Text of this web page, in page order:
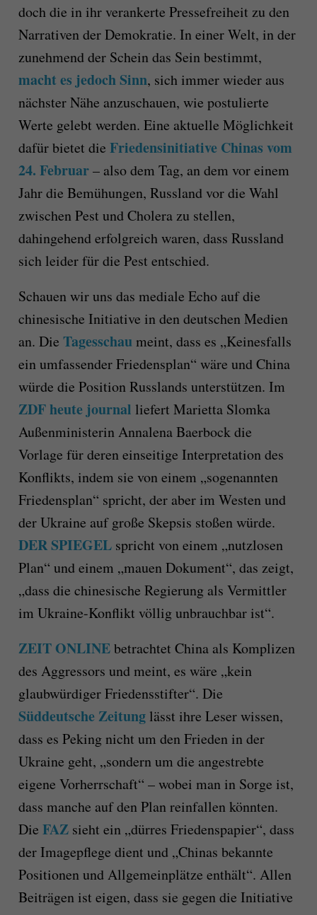
doch die in ihr verankerte Pressefreiheit zu den
Narrativen der Demokratie. In einer Welt, in der
zunehmend der Schein das Sein bestimmt,
macht es jedoch Sinn, sich immer wieder aus
nächster Nähe anzuschauen, wie postulierte
Werte gelebt werden. Eine aktuelle Möglichkeit
dafür bietet die Friedensinitiative Chinas vom
24. Februar– also dem Tag, an dem vor einem
Jahr die Bemühungen, Russland vor die Wahl
zwischen Pest und Cholera zu stellen,
dahingehend erfolgreich waren, dass Russland
sich leider für die Pest entschied.
Schauen wir uns das mediale Echo auf die
chinesische Initiative in den deutschen Medien
an. Die Tagesschaumeint, dass es „Keinesfalls
ein umfassender Friedensplan“ wäre und China
würde die Position Russlands unterstützen. Im
ZDF heute journal liefert Marietta Slomka
Außenministerin Annalena Baerbock die
Vorlage für deren einseitige Interpretation des
Konflikts, indem sie von einem „sogenannten
Friedensplan“ spricht, der aber im Westen und
der Ukraine auf große Skepsis stoßen würde.
DER SPIEGELspricht von einem „nutzlosen
Plan“ und einem „mauen Dokument“, das zeigt,
„dass die chinesische Regierung als Vermittler
im Ukraine-Konflikt völlig unbrauchbar ist“.
ZEIT ONLINEbetrachtet China als Komplizen
des Aggressors und meint, es wäre „kein
glaubwürdiger Friedensstifter“. Die
Süddeutsche Zeitunglässt ihre Leser wissen,
dass es Peking nicht um den Frieden in der
Ukraine geht, „sondern um die angestrebte
eigene Vorherrschaft“ – wobei man in Sorge ist,
dass manche auf den Plan reinfallen könnten.
Die FAZsieht ein „dürres Friedenspapier“, dass
der Imagepflege dient und „Chinas bekannte
Positionen und Allgemeinplätze enthält“. Allen
Beiträgen ist eigen, dass sie gegen die Initiative